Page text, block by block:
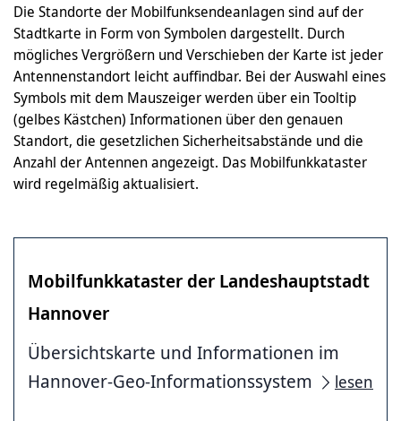
Die Standorte der Mobilfunksendeanlagen sind auf der
Stadtkarte in Form von Symbolen dargestellt. Durch
mögliches Vergrößern und Verschieben der Karte ist jeder
Antennenstandort leicht auffindbar. Bei der Auswahl eines
Symbols mit dem Mauszeiger werden über ein Tooltip
(gelbes Kästchen) Informationen über den genauen
Standort, die gesetzlichen Sicherheitsabstände und die
Anzahl der Antennen angezeigt. Das Mobilfunkkataster
wird regelmäßig aktualisiert.
Mobilfunkkataster der Landeshauptstadt
Hannover
Übersichtskarte und Informationen im
Hannover-Geo-Informationssystem
lesen